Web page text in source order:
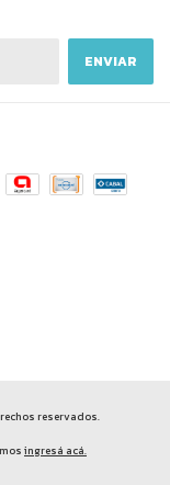
reservados.
ingresá acá.